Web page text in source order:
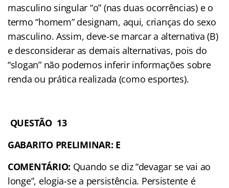
masculino singular “o” (nas duas ocorrências) e o
termo “homem” designam, aqui, crianças do sexo
masculino. Assim, deve-se marcar a alternativa (B)
e desconsiderar as demais alternativas, pois do
“slogan” não podemos inferir informações sobre
renda ou prática realizada (como esportes).
QUESTÃO 13
GABARITO PRELIMINAR: E
COMENTÁRIO: Quando se diz “devagar se vai ao
longe”, elogia-se a persistência. Persistente é